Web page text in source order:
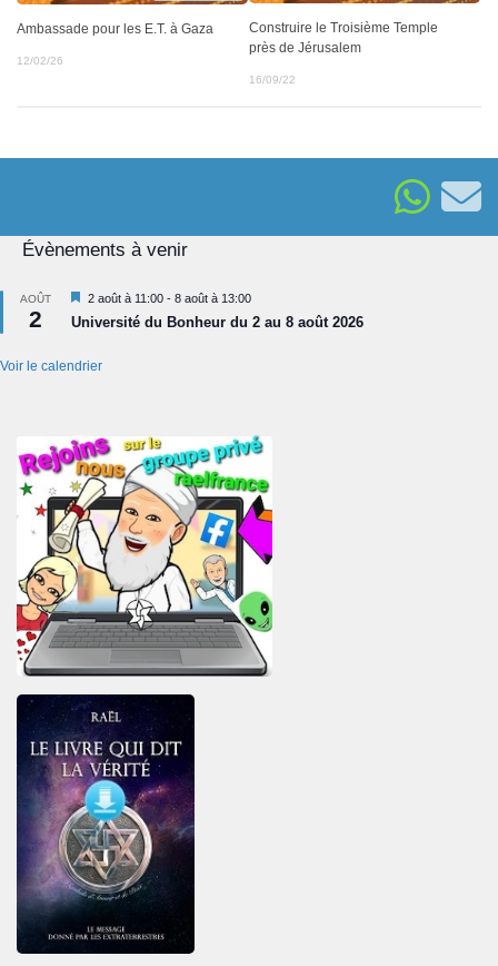
Ambassade pour les E.T. à Gaza
12/02/26
Construire le Troisième Temple
près de Jérusalem
16/09/22
Évènements à venir
AOÛT
2
Mis
en
avant
2 août à 11:00 - 8 août à 13:00
Université du Bonheur du 2 au 8 août 2026
Voir le calendrier